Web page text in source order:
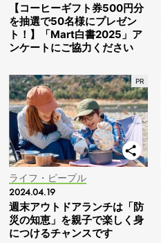
【コーヒーギフト券500円分
を抽選で50名様にプレゼン
ト！】「Mart白書2025」ア
ンケートにご協力ください
ライフ・ピープル
2024.04.19
週末アウトドアランチは「防
災の知恵」を親子で楽しく身
につけるチャンスです